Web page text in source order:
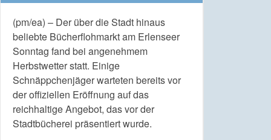
(pm/ea) – Der über die Stadt hinaus
beliebte Bücherflohmarkt am Erlenseer
Sonntag fand bei angenehmem
Herbstwetter statt. Einige
Schnäppchenjäger warteten bereits vor
der offiziellen Eröffnung auf das
reichhaltige Angebot, das vor der
Stadtbücherei präsentiert wurde.